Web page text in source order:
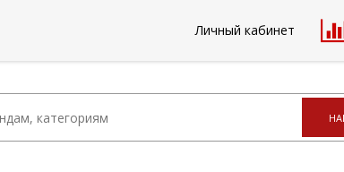
Личный кабинет